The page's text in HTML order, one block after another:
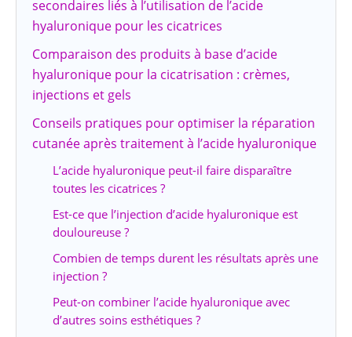
secondaires liés à l’utilisation de l’acide
hyaluronique pour les cicatrices
Comparaison des produits à base d’acide
hyaluronique pour la cicatrisation : crèmes,
injections et gels
Conseils pratiques pour optimiser la réparation
cutanée après traitement à l’acide hyaluronique
L’acide hyaluronique peut-il faire disparaître
toutes les cicatrices ?
Est-ce que l’injection d’acide hyaluronique est
douloureuse ?
Combien de temps durent les résultats après une
injection ?
Peut-on combiner l’acide hyaluronique avec
d’autres soins esthétiques ?